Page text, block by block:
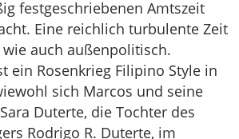
festgeschriebenen Amtszeit
Eine reichlich turbulente Zeit
auch außenpolitisch.
ein Rosenkrieg Filipino Style in
sich Marcos und seine
Duterte, die Tochter des
Rodrigo R. Duterte, im